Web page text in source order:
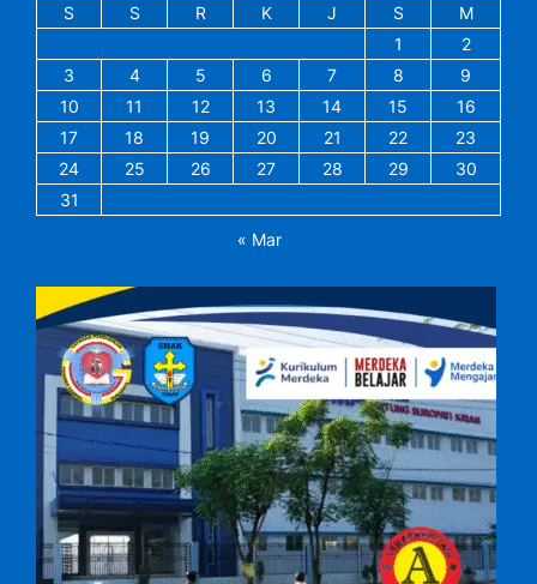
S S R K J S
M
1
2
3
4 5 6 7 8
9
10
11 12 13 14 15
16
17
18 19 20 21 22
23
24
25 26 27 28 29
30
31
« Mar